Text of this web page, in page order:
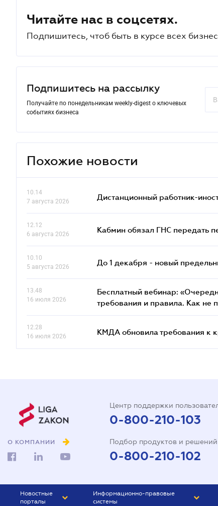
Читайте нас в соцсетях.
Подпишитесь, чтоб быть в курсе всех
Подпишитесь на рассылку
Получайте по понедельникам weekly-digest о ключевых
событиях бизнеса
Похожие новости
10.14
7 августа 2026
Дистанционный работник-
12.12
6 августа 2026
Кабмин обязал ГНС передать
10.10
5 августа 2026
До 1 декабря - новый
13.48
16 июля 2026
Бесплатный вебинар:
требования и правила. Как не
12.28
16 июля 2026
КМДА обновила требования к
О КОМПАНИИ
Центр поддержки
0-800-210-103
Подбор продуктов и решений
0-800-210-102
Новостные
порталы
Информационно-правовые
системы